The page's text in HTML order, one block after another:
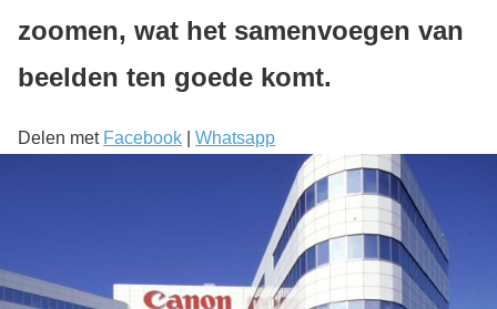
zoomen, wat het samenvoegen van
beelden ten goede komt.
Delen met Facebook Whatsapp